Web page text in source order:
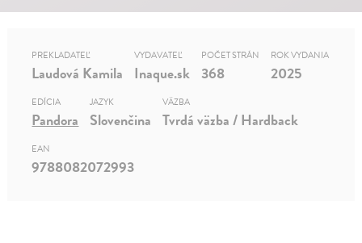
PREKLADATEĽ
Laudová Kamila
VYDAVATEĽ
Inaque.sk
POČET STRÁN
368
ROK VYDANIA
2025
EDÍCIA
Pandora
JAZYK
Slovenčina
VÄZBA
Tvrdá väzba / Hardback
EAN
9788082072993